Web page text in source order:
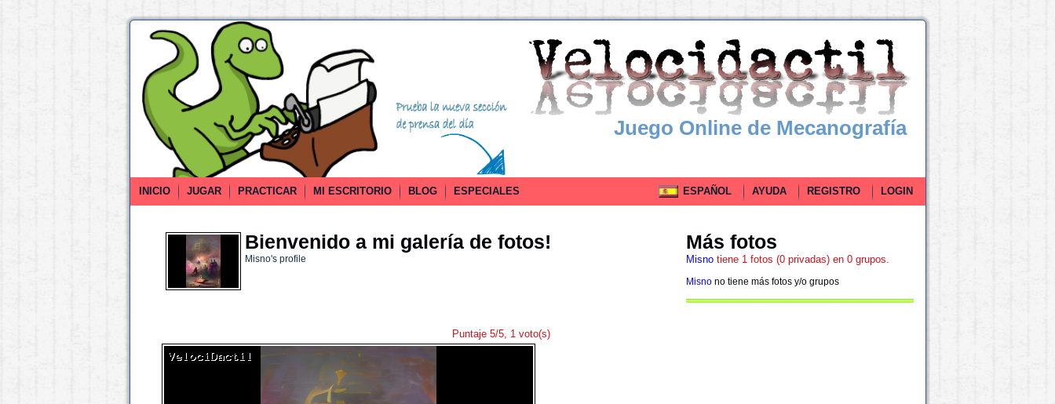
Juego Online de Mecanografía
INICIO JUGAR PRACTICAR MI ESCRITORIO BLOG ESPECIALES ESPAÑOL AYUDA REGISTRO LOGIN
Bienvenido a mi galería de fotos!
Misno's profile
Puntaje 5/5, 1 voto(s)
Más fotos
Misnotiene 1 fotos (0 privadas) en 0 grupos.
Misnono tiene más fotos y/o grupos